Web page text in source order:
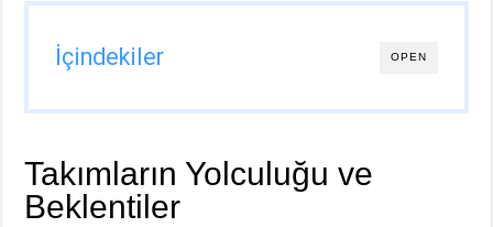
OPEN
İçindekiler
Takımların Yolculuğu ve
Beklentiler